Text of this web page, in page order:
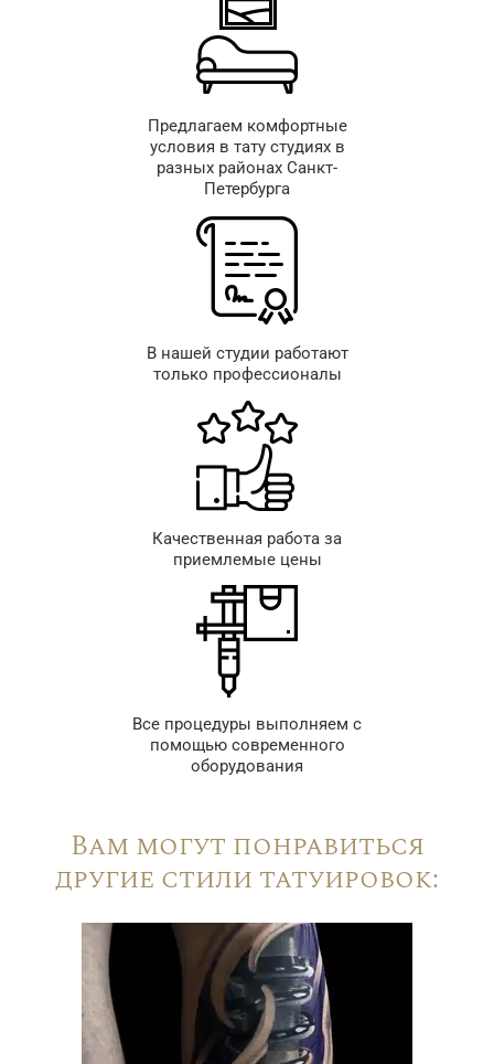
Предлагаем комфортные
условия в тату студиях в
разных районах Санкт-
Петербурга
В нашей студии работают
только профессионалы
Качественная работа за
приемлемые цены
Все процедуры выполняем с
помощью современного
оборудования
Вам могут понравиться
другие стили татуировок: